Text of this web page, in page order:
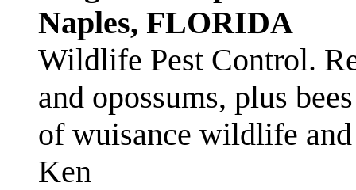
Naples, FLORIDA
Wildlife Pest Control.
and opossums, plus
of wuisance wildlife
Ken